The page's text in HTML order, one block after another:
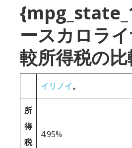
ースカロラ
較所得税の比
イリノイ。
所
得
税
4.95%